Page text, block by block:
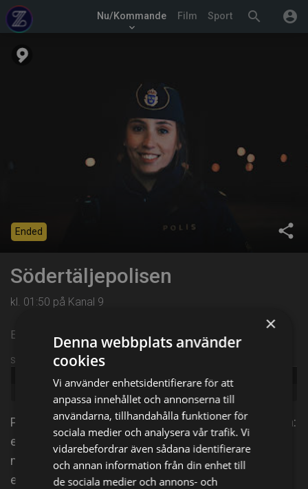
search account_circle
Nu/Kommande
keyboard_arrow_down
Film Sport
share
Ended
Södertäljepolisen
kl. 01:50 på Kanal 9
Episode 4
Sändningsinformation
Polisen Daniel får ett av de värsta larmen man kan få:
en åttaårig flicka är spårlöst försvunnen. Det börjar
mörkna ute och nu är det bråttom att hitta den
ensamma flickan och återförena henne med sin
×
Denna webbplats använder
cookies
Vi använder enhetsidentifierare för att
anpassa innehållet och annonserna till
användarna, tillhandahålla funktioner för
sociala medier och analysera vår trafik. Vi
vidarebefordrar även sådana identifierare
och annan information från din enhet till
de sociala medier och annons- och